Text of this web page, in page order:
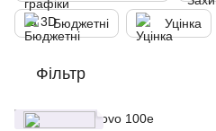
Бюджетні Уцінка
Фільтр